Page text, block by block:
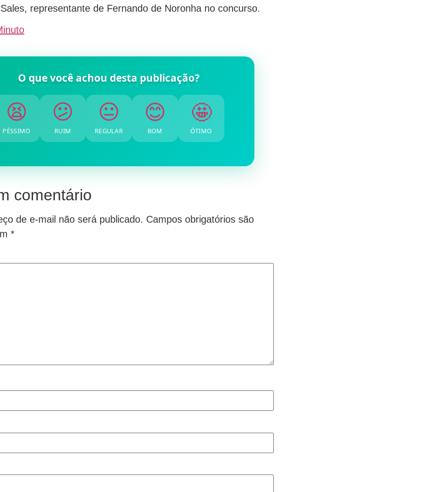
representante de Fernando de Noronha no concurso.
O que você achou desta publicação?
😫
PÉSSIMO
😕
RUIM
😐
REGULAR
😊
BOM
🤩
ÓTIMO
comentário
de e-mail não será publicado. Campos obrigatórios são
*